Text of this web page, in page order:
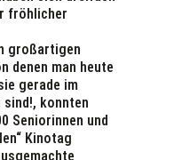
fröhlicher
großartigen
denen man heute
gerade im
konnten
Seniorinnen und
Kinotag